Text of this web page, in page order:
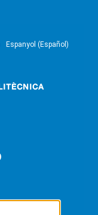
Espanyol (Español)